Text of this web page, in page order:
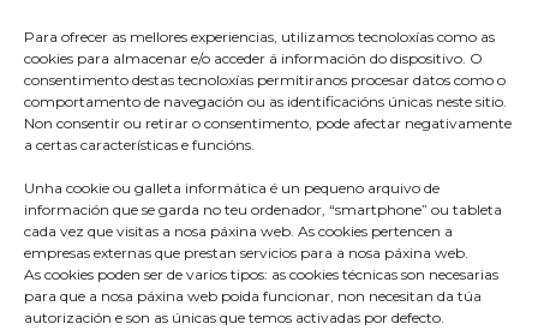
Para ofrecer as mellores experiencias, utilizamos tecnoloxías como as
cookies para almacenar e/o acceder á información do dispositivo. O
consentimento destas tecnoloxías permitiranos procesar datos como o
comportamento de navegación ou as identificacións únicas neste sitio.
Non consentir ou retirar o consentimento, pode afectar negativamente
a certas características e funcións.
Unha cookie ou galleta informática é un pequeno arquivo de
información que se garda no teu ordenador, “smartphone” ou tableta
cada vez que visitas a nosa páxina web. As cookies pertencen a
empresas externas que prestan servicios para a nosa páxina web.
As cookies poden ser de varios tipos: as cookies técnicas son necesarias
para que a nosa páxina web poida funcionar, non necesitan da túa
autorización e son as únicas que temos activadas por defecto.